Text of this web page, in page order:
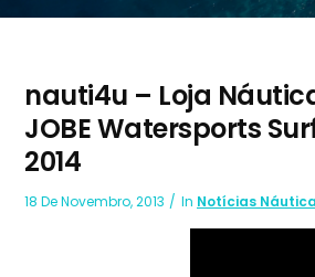
nauti4u – Loja
JOBE Watersports
2014
18 De Novembro, 2013 In Notícias